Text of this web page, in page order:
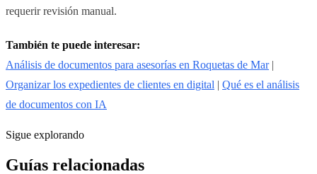
requerir revisión manual.
También te puede interesar:
Análisis de documentos para asesorías en Roquetas de Mar|
Organizar los expedientes de clientes en digital | Qué es el análisis
de documentos con IA
Sigue explorando
Guías relacionadas